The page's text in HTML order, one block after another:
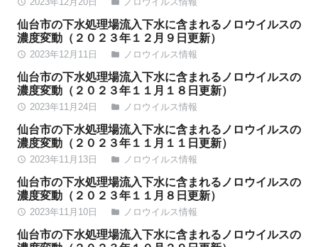
仙台市の下水処理場流入下水に含まれるノロウイルスの
濃度変動（２０２３年１２月９日更新）
access_time 2023年12月11日 folder ノロウイルス情報
仙台市の下水処理場流入下水に含まれるノロウイルスの
濃度変動（２０２３年１１月１８日更新）
access_time 2023年11月24日 folder ノロウイルス情報
仙台市の下水処理場流入下水に含まれるノロウイルスの
濃度変動（２０２３年１１月１１日更新）
access_time 2023年11月13日 folder ノロウイルス情報
仙台市の下水処理場流入下水に含まれるノロウイルスの
濃度変動（２０２３年１１月８日更新）
access_time 2023年11月10日 folder ノロウイルス情報
仙台市の下水処理場流入下水に含まれるノロウイルスの